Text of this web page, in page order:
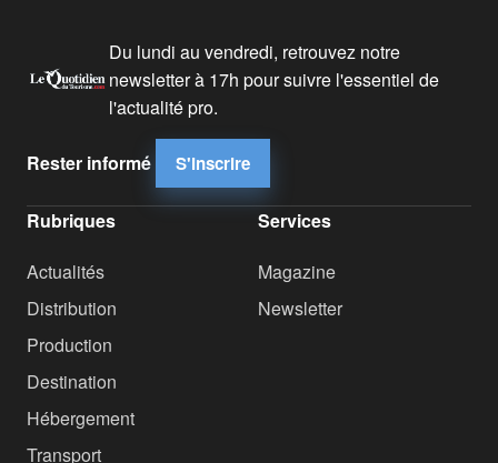
Du lundi au vendredi, retrouvez notre
newsletter à 17h pour suivre l'essentiel de
l'actualité pro.
Rester informé S'inscrire
Rubriques
Actualités
Distribution
Production
Destination
Hébergement
Transport
Services
Magazine
Newsletter